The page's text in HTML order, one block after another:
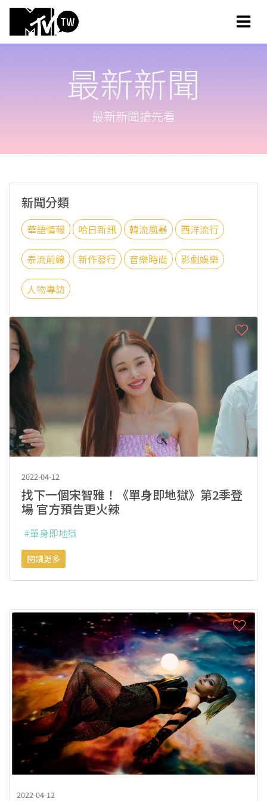
最新新聞
最新新聞搶先看
新聞分類
華語情報 哈日新訊 韓流風暴 西洋流行
泰流前線 新作發行 音樂時尚 影劇娛樂
人物專訪
2022-04-12
找下一個宋智雅！《單身即地獄》第2季登
場 官方預告更火辣
#單身即地獄
閱讀更多
2022-04-12